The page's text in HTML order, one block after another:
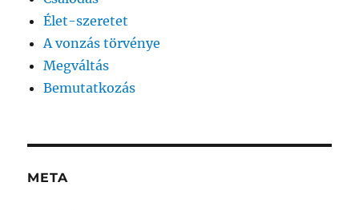
Élet-szeretet
A vonzás törvénye
Megváltás
Bemutatkozás
META